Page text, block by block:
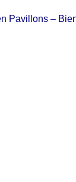
Pavillons –